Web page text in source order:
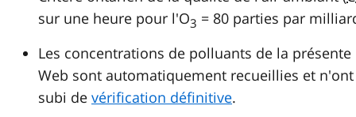
sur une heure pour l'O3 = 80 parties par
Les concentrations de polluants de la présente
Web sont automatiquement recueillies et
subi de vérification définitive.